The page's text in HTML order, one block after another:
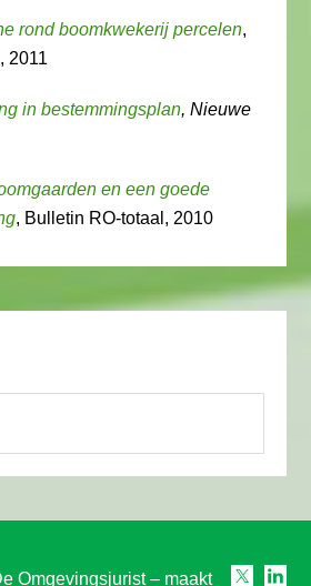
rond boomkwekerij percelen,
2011
in bestemmingsplan, Nieuwe
en een goede
, Bulletin RO-totaal, 2010
Omgevingsjurist – maakt